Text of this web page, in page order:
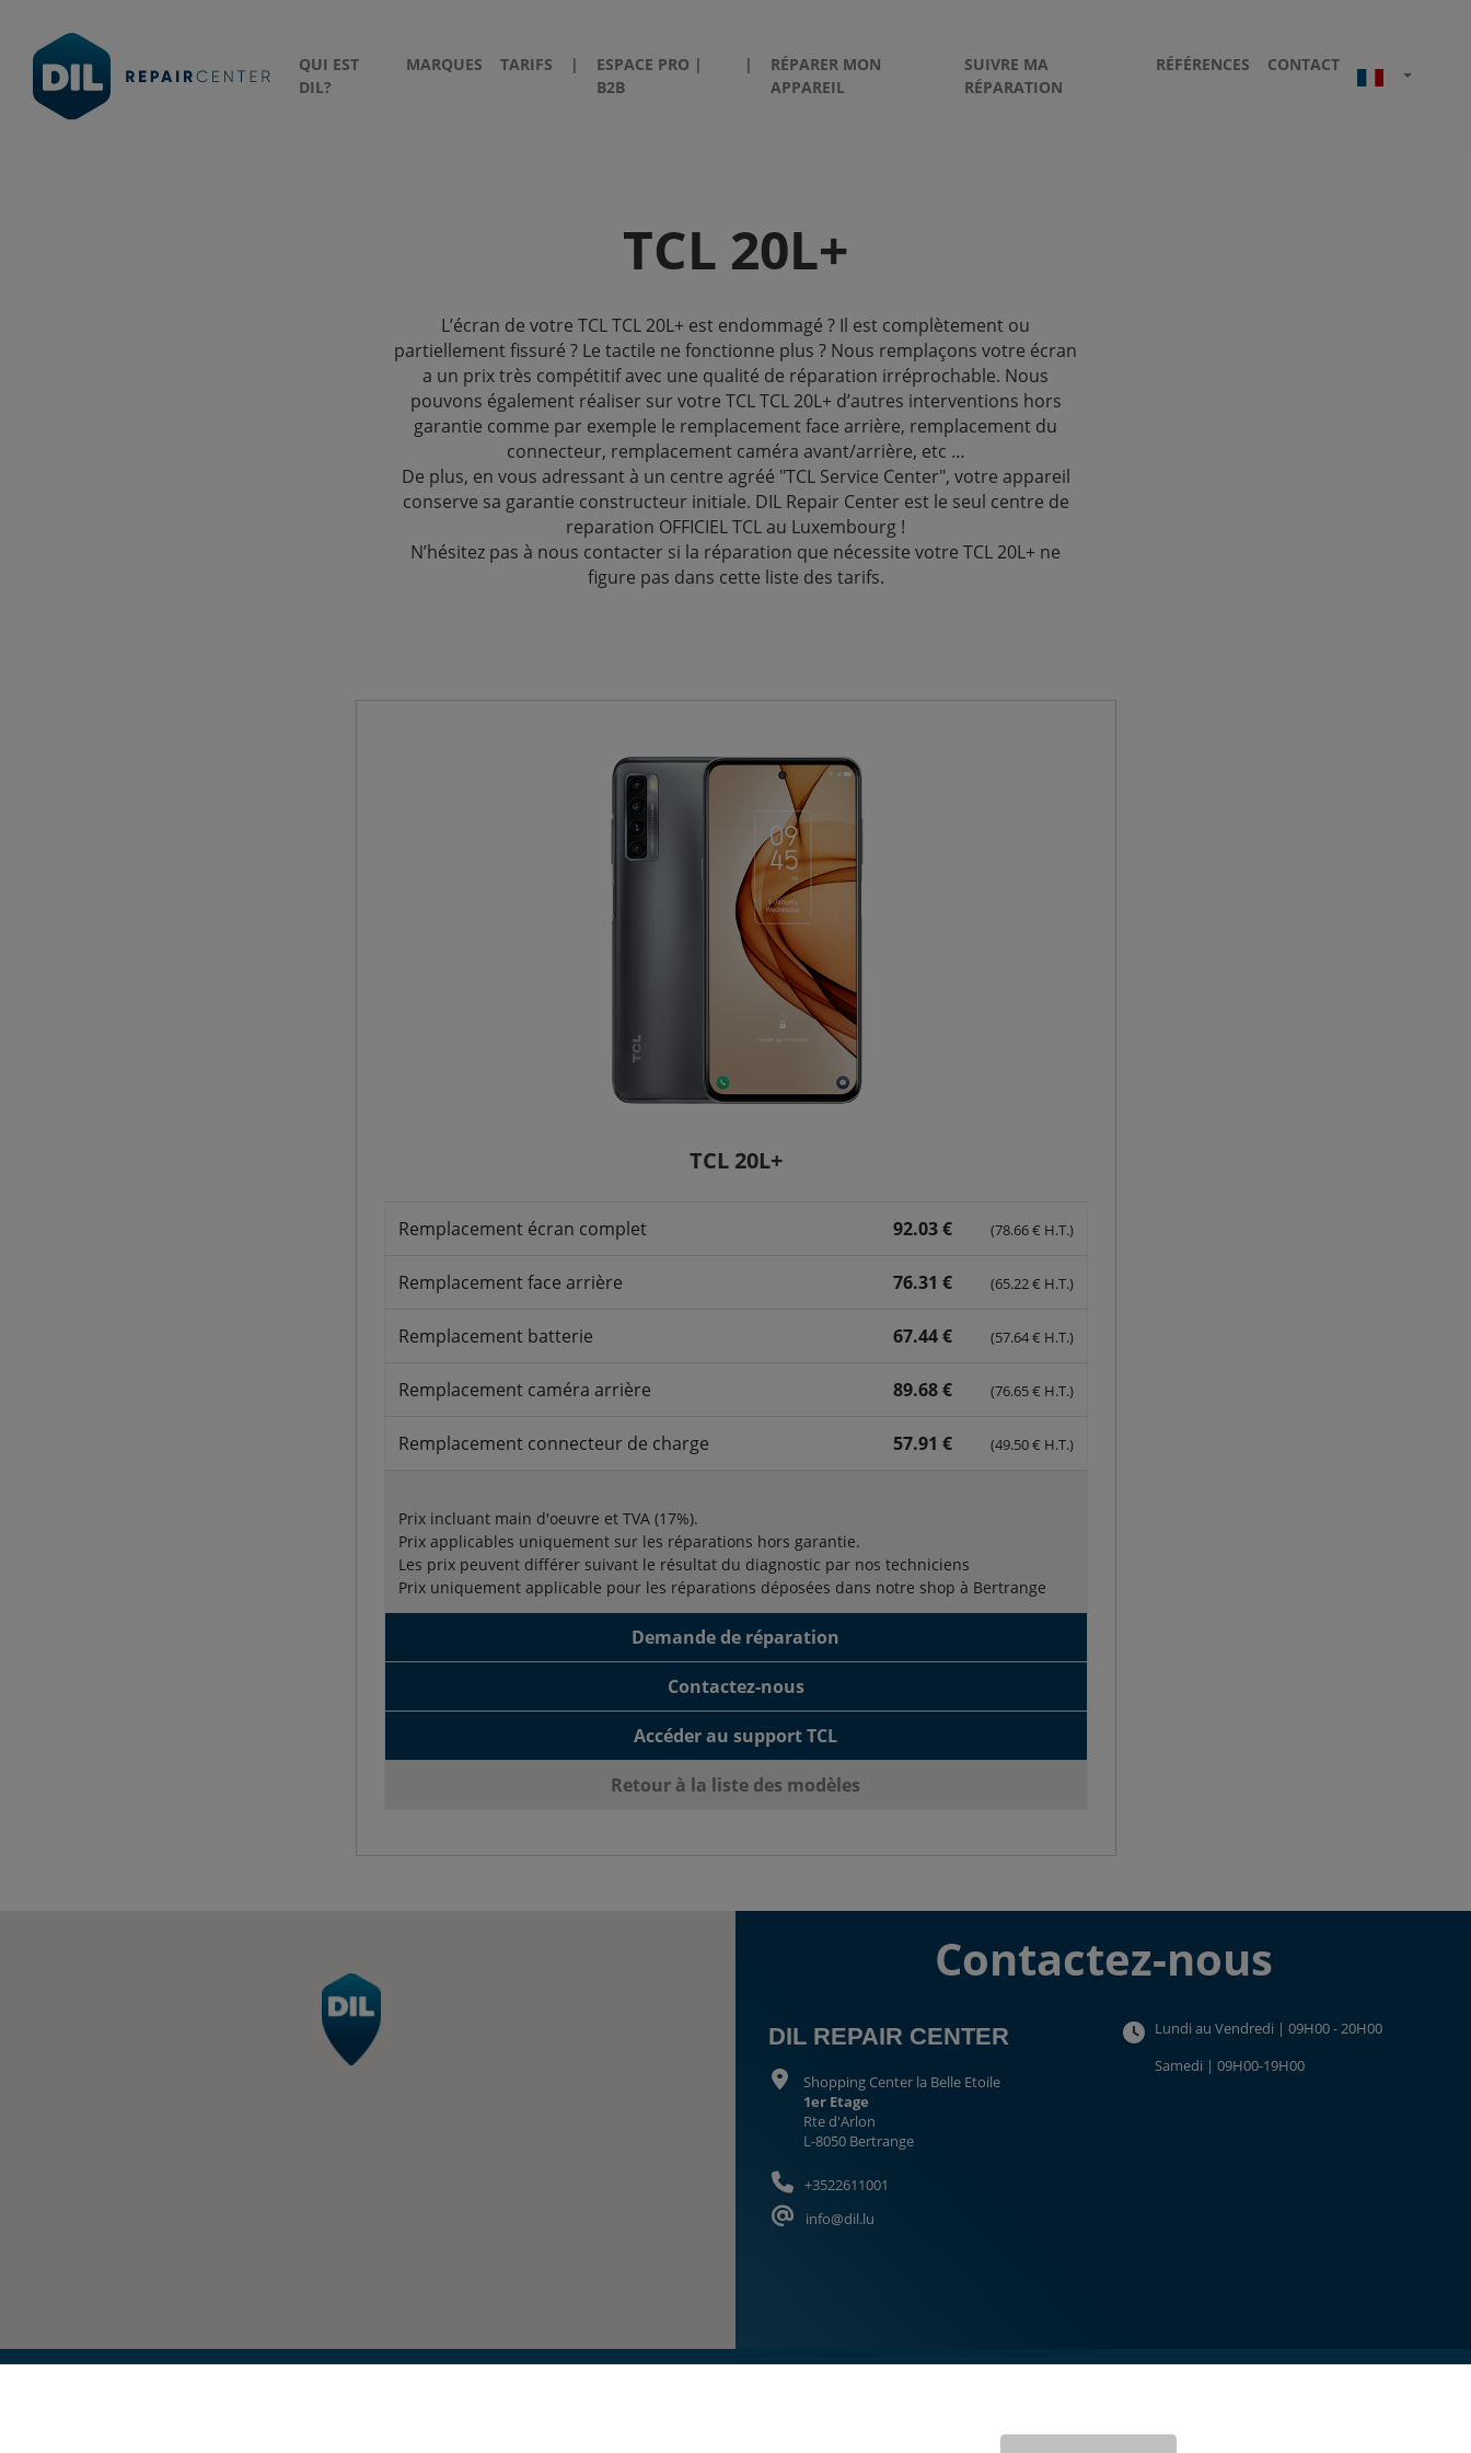
QUI EST
DIL?
MARQUES TARIFS |
ESPACE PRO |
B2B
|
RÉPARER MON
APPAREIL
SUIVRE MA
RÉPARATION
RÉFÉRENCES CONTACT
TCL 20L+
L’écran de votre TCL TCL 20L+ est endommagé ? Il est complètement ou
partiellement fissuré ? Le tactile ne fonctionne plus ? Nous remplaçons votre écran
a un prix très compétitif avec une qualité de réparation irréprochable. Nous
pouvons également réaliser sur votre TCL TCL 20L+ d’autres interventions hors
garantie comme par exemple le remplacement face arrière, remplacement du
connecteur, remplacement caméra avant/arrière, etc …
De plus, en vous adressant à un centre agréé "TCL Service Center", votre appareil
conserve sa garantie constructeur initiale. DIL Repair Center est le seul centre de
reparation OFFICIEL TCL au Luxembourg !
N’hésitez pas à nous contacter si la réparation que nécessite votre TCL 20L+ ne
figure pas dans cette liste des tarifs.
TCL 20L+
Remplacement écran complet 92.03 € (78.66 € H.T.)
Remplacement face arrière 76.31 € (65.22 € H.T.)
Remplacement batterie 67.44 € (57.64 € H.T.)
Remplacement caméra arrière 89.68 € (76.65 € H.T.)
Remplacement connecteur de charge 57.91 € (49.50 € H.T.)
Prix incluant main d'oeuvre et TVA (17%).
Prix applicables uniquement sur les réparations hors garantie.
Les prix peuvent différer suivant le résultat du diagnostic par nos techniciens
Prix uniquement applicable pour les réparations déposées dans notre shop à Bertrange
Demande de réparation
Contactez-nous
Accéder au support TCL
Retour à la liste des modèles
Contactez-nous
DIL REPAIR CENTER
Shopping Center la Belle Etoile
1er Etage
Rte d'Arlon
L-8050 Bertrange
+3522611001
info@dil.lu
Lundi au Vendredi | 09H00 - 20H00
Samedi | 09H00-19H00